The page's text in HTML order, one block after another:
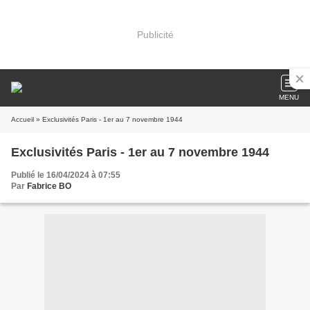
Publicité
MENU
Accueil » Exclusivités Paris - 1er au 7 novembre 1944
Exclusivités Paris - 1er au 7 novembre 1944
Publié le 16/04/2024 à 07:55
Par Fabrice BO